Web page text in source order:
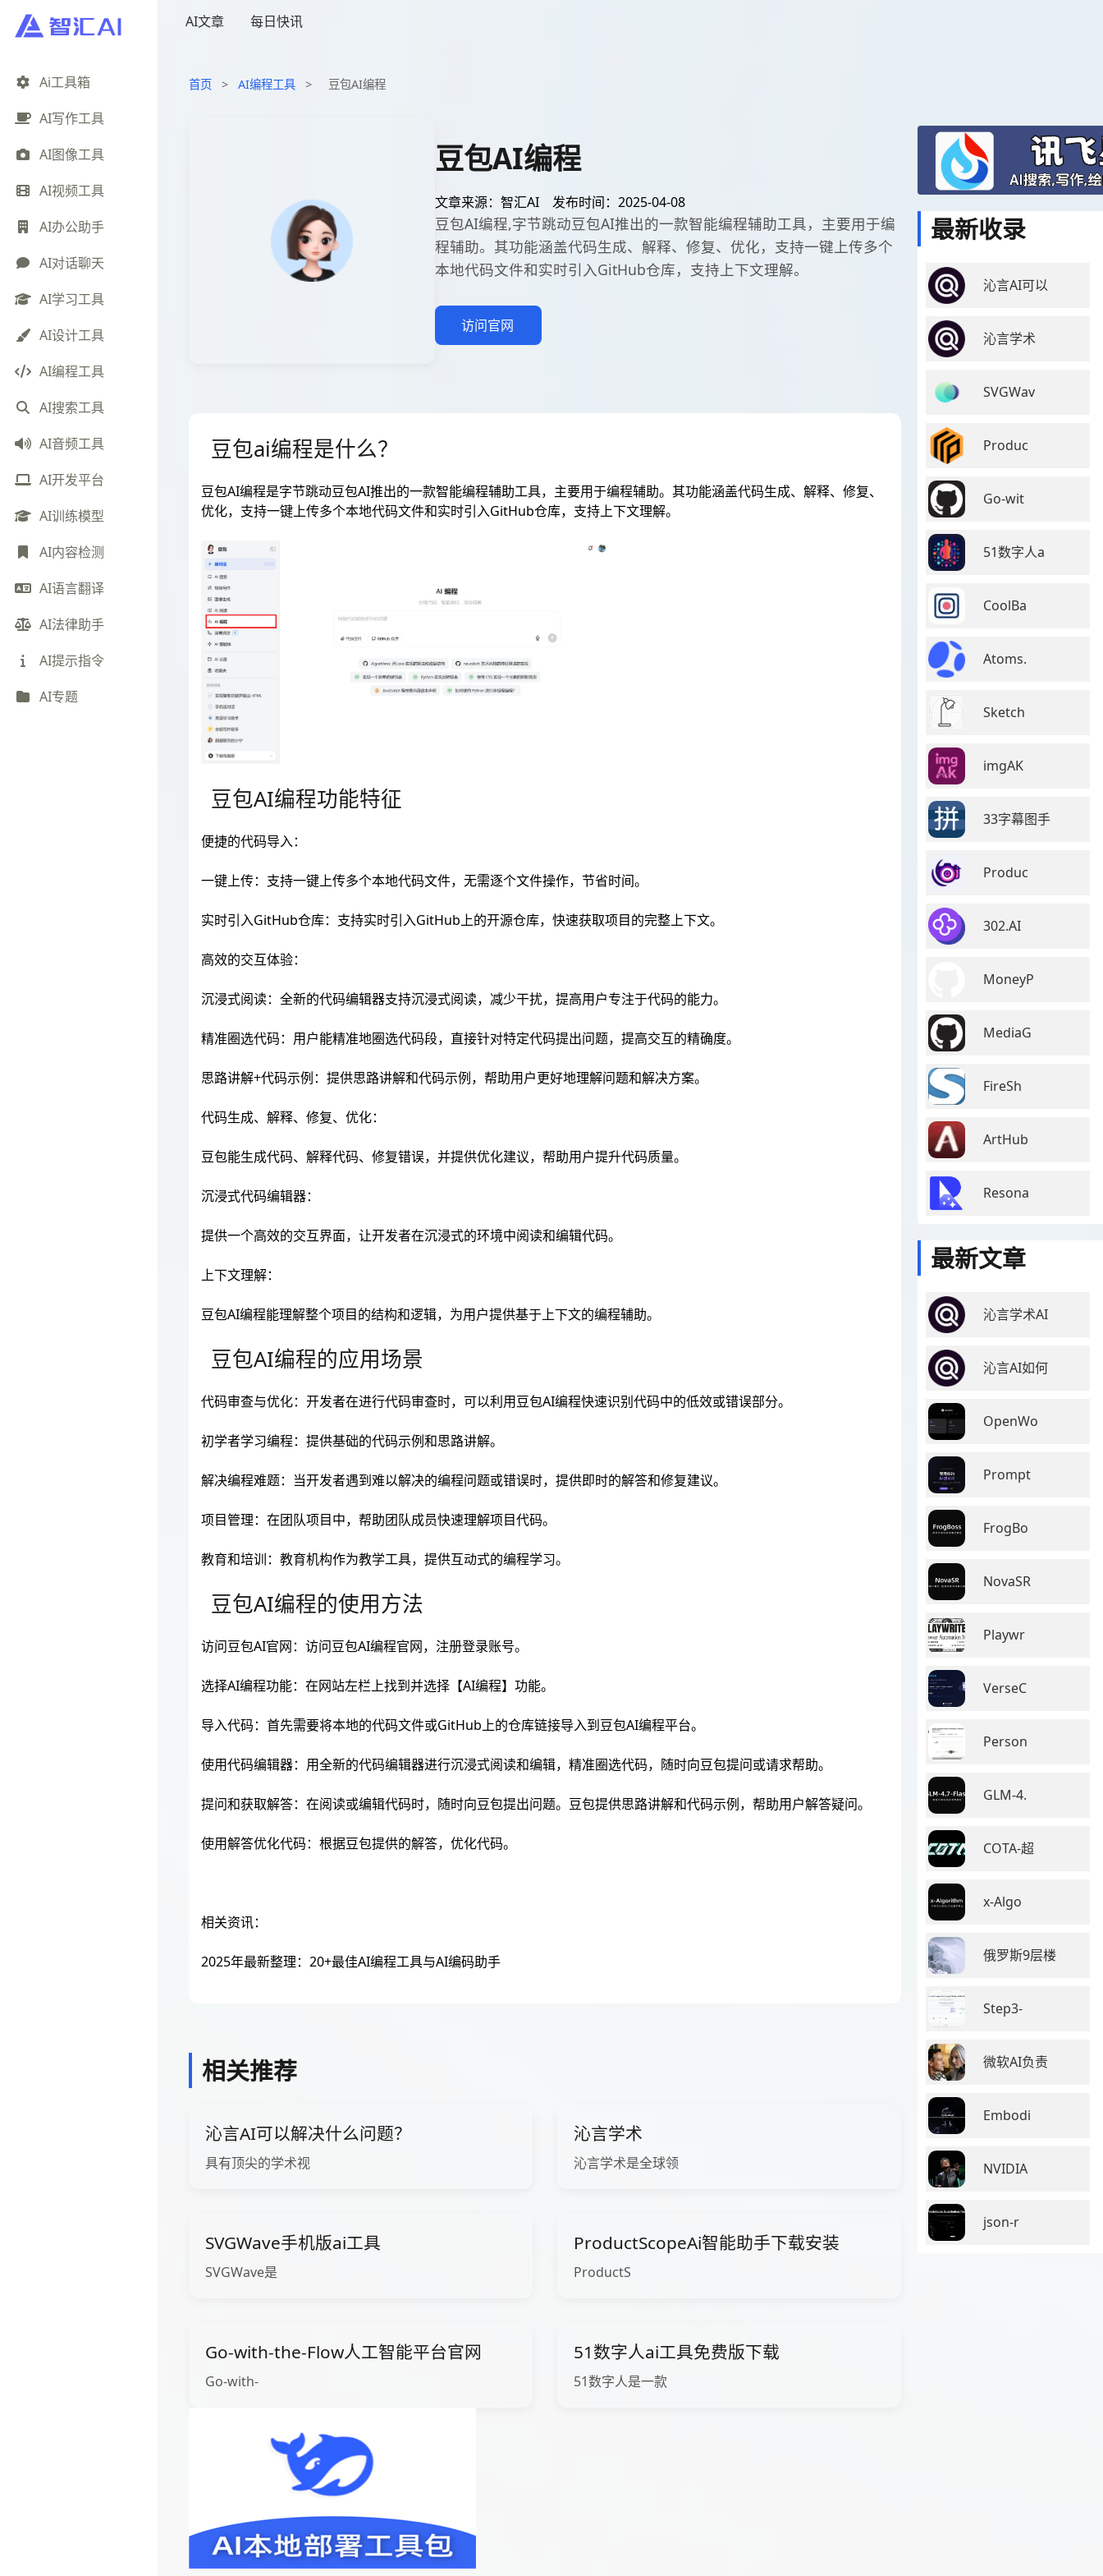
Ai工具箱
AI写作工具
AI图像工具
AI视频工具
AI办公助手
AI对话聊天
AI学习工具
AI设计工具
AI编程工具
AI搜索工具
AI音频工具
AI开发平台
AI训练模型
AI内容检测
AI语言翻译
AI法律助手
AI提示指令
AI专题
AI文章 每日快讯
首页 > AI编程工具 > 豆包AI编程
豆包AI编程
文章来源：智汇AI 发布时间：2025-04-08
豆包AI编程,字节跳动豆包AI推出的一款智能编程辅助工具，主要用于编
程辅助。其功能涵盖代码生成、解释、修复、优化，支持一键上传多个
本地代码文件和实时引入GitHub仓库，支持上下文理解。
访问官网
豆包ai编程是什么？
豆包AI编程是字节跳动豆包AI推出的一款智能编程辅助工具，主要用于编程辅助。其功能涵盖代码生成、解释、修复、
优化，支持一键上传多个本地代码文件和实时引入GitHub仓库，支持上下文理解。
豆包AI编程功能特征
便捷的代码导入：
一键上传：支持一键上传多个本地代码文件，无需逐个文件操作，节省时间。
实时引入GitHub仓库：支持实时引入GitHub上的开源仓库，快速获取项目的完整上下文。
高效的交互体验：
沉浸式阅读：全新的代码编辑器支持沉浸式阅读，减少干扰，提高用户专注于代码的能力。
精准圈选代码：用户能精准地圈选代码段，直接针对特定代码提出问题，提高交互的精确度。
思路讲解+代码示例：提供思路讲解和代码示例，帮助用户更好地理解问题和解决方案。
代码生成、解释、修复、优化：
豆包能生成代码、解释代码、修复错误，并提供优化建议，帮助用户提升代码质量。
沉浸式代码编辑器：
提供一个高效的交互界面，让开发者在沉浸式的环境中阅读和编辑代码。
上下文理解：
豆包AI编程能理解整个项目的结构和逻辑，为用户提供基于上下文的编程辅助。
豆包AI编程的应用场景
代码审查与优化：开发者在进行代码审查时，可以利用豆包AI编程快速识别代码中的低效或错误部分。
初学者学习编程：提供基础的代码示例和思路讲解。
解决编程难题：当开发者遇到难以解决的编程问题或错误时，提供即时的解答和修复建议。
项目管理：在团队项目中，帮助团队成员快速理解项目代码。
教育和培训：教育机构作为教学工具，提供互动式的编程学习。
豆包AI编程的使用方法
访问豆包AI官网：访问豆包AI编程官网，注册登录账号。
选择AI编程功能：在网站左栏上找到并选择【AI编程】功能。
导入代码：首先需要将本地的代码文件或GitHub上的仓库链接导入到豆包AI编程平台。
使用代码编辑器：用全新的代码编辑器进行沉浸式阅读和编辑，精准圈选代码，随时向豆包提问或请求帮助。
提问和获取解答：在阅读或编辑代码时，随时向豆包提出问题。豆包提供思路讲解和代码示例，帮助用户解答疑问。
使用解答优化代码：根据豆包提供的解答，优化代码。
相关资讯：
2025年最新整理：20+最佳AI编程工具与AI编码助手
相关推荐
沁言AI可以解决什么问题？
具有顶尖的学术视
沁言学术
沁言学术是全球领
SVGWave手机版ai工具
SVGWave是
ProductScopeAi智能助手下载安装
ProductS
Go-with-the-Flow人工智能平台官网
Go-with-
51数字人ai工具免费版下载
51数字人是一款
最新收录
沁言AI可以
沁言学术
SVGWav
Produc
Go-wit
51数字人a
CoolBa
Atoms.
Sketch
imgAK
33字幕图手
Produc
302.AI
MoneyP
MediaG
FireSh
ArtHub
Resona
最新文章
沁言学术AI
沁言AI如何
OpenWo
Prompt
FrogBo
NovaSR
Playwr
VerseC
Person
GLM-4.
COTA-超
x-Algo
俄罗斯9层楼
Step3-
微软AI负责
Embodi
NVIDIA
json-r